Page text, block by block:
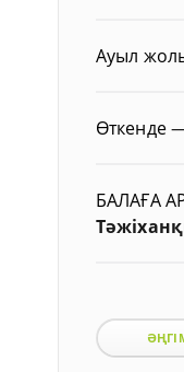
Ауыл
Өткенде
БАЛАҒА